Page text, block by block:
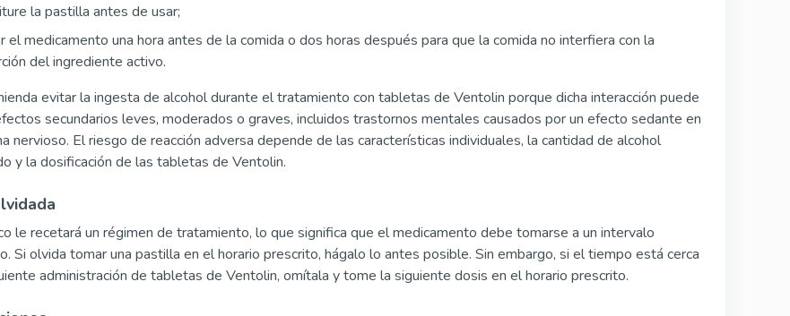
la pastilla antes de usar;
el medicamento una hora antes de la comida o dos horas después para que la comida no interfiera con la
del ingrediente activo.
evitar la ingesta de alcohol durante el tratamiento con tabletas de Ventolin porque dicha interacción puede
secundarios leves, moderados o graves, incluidos trastornos mentales causados por un efecto sedante en
nervioso. El riesgo de reacción adversa depende de las características individuales, la cantidad de alcohol
y la dosificación de las tabletas de Ventolin.
le recetará un régimen de tratamiento, lo que significa que el medicamento debe tomarse a un intervalo
Si olvida tomar una pastilla en el horario prescrito, hágalo lo antes posible. Sin embargo, si el tiempo está cerca
administración de tabletas de Ventolin, omítala y tome la siguiente dosis en el horario prescrito.